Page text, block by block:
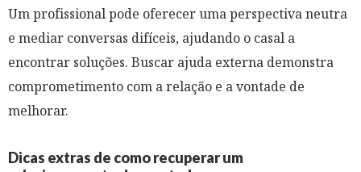
Um profissional pode oferecer uma perspectiva neutra
e mediar conversas difíceis, ajudando o casal a
encontrar soluções. Buscar ajuda externa demonstra
comprometimento com a relação e a vontade de
melhorar.
Dicas extras de como recuperar um